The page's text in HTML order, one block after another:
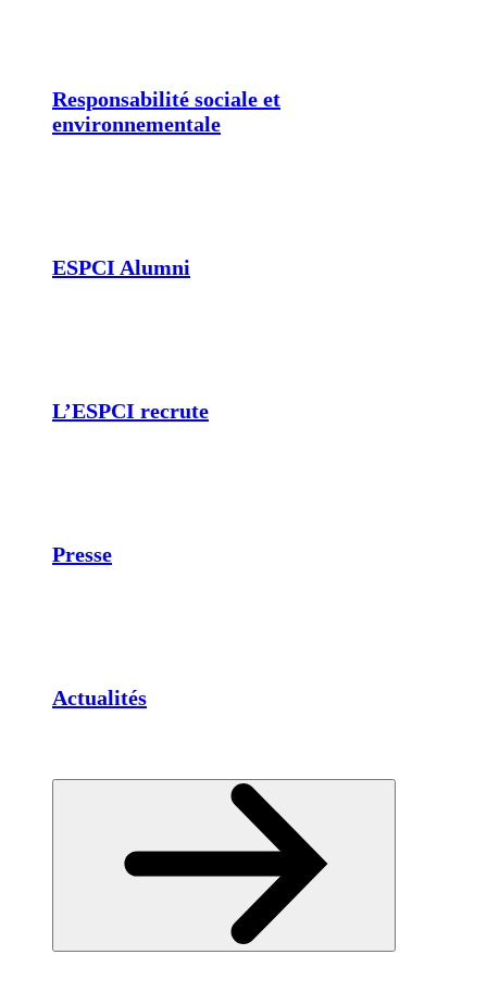
Responsabilité sociale et
environnementale
ESPCI Alumni
L’ESPCI recrute
Presse
Actualités